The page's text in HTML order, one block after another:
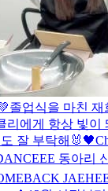
졸업식을 마친
리에게 항상 빛이
잘 부탁해🐰🖤
동아리